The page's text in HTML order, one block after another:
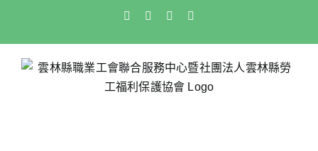
content
Facebook Instagram